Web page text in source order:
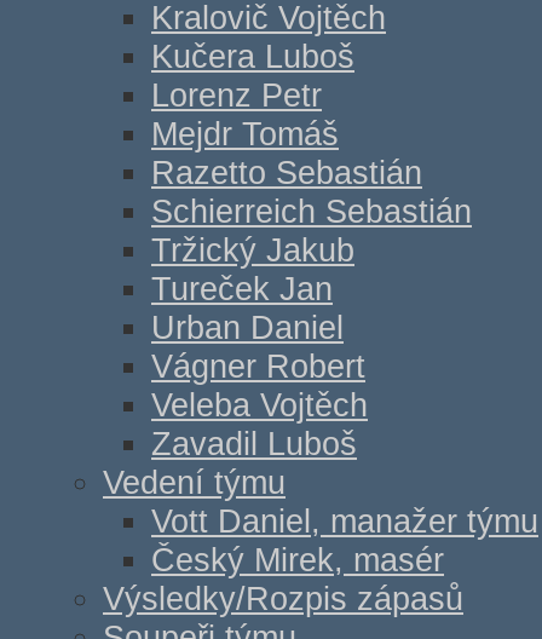
Kralovič Vojtěch
Kučera Luboš
Lorenz Petr
Mejdr Tomáš
Razetto Sebastián
Schierreich Sebastián
Tržický Jakub
Tureček Jan
Urban Daniel
Vágner Robert
Veleba Vojtěch
Zavadil Luboš
Vedení týmu
Vott Daniel, manažer týmu
Český Mirek, masér
Výsledky/Rozpis zápasů